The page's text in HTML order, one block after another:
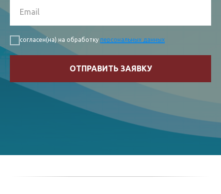
согласен(на) на обработку персональных данных
ОТПРАВИТЬ ЗАЯВКУ